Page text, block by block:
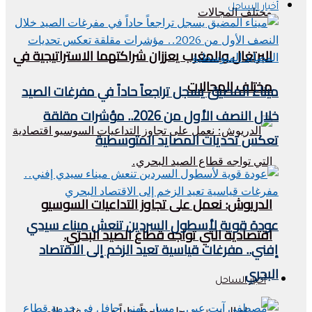
البرتغال والمغرب يعززان شراكتهما الاستراتيجية في
مختلف المجالات
الدريوش: نعمل على تجاوز التداعيات السوسيو
اقتصادية التي تواجه قطاع الصيد البحري.
أخبار الساحل
أخبار الساحل
ميناء المضيق يسجل تراجعاً حاداً في مفرغات الصيد
خلال النصف الأول من 2026.. مؤشرات مقلقة
تعكس تحديات المصايد المتوسطية
عودة قوية لأسطول السردين تنعش ميناء سيدي
إفني.. مفرغات قياسية تعيد الزخم إلى الاقتصاد
البحري